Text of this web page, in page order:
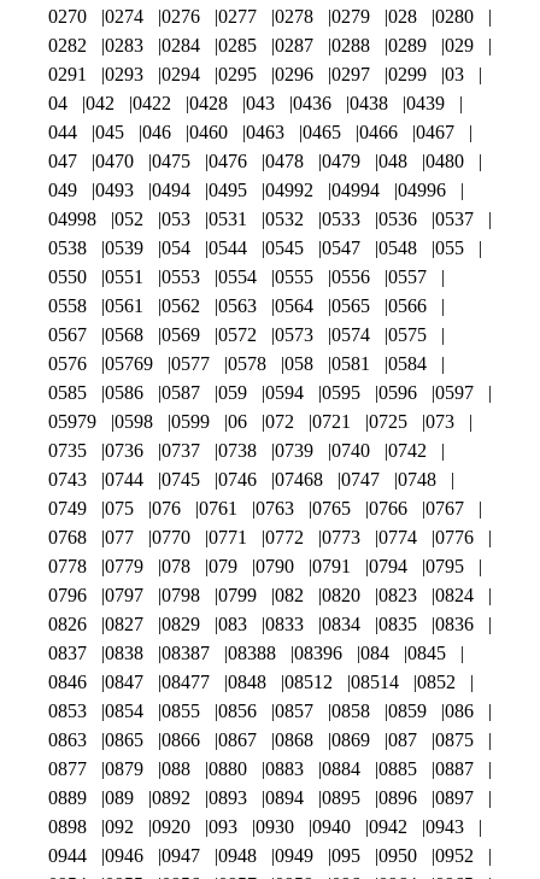
0270 0274 0276 0277 0278 0279 028
0280
0282
0283 0284 0285 0287 0288 0289
029
0291
0293 0294 0295 0296 0297 0299
03
04
042 0422 0428 043 0436 0438
0439
044
045 046 0460 0463 0465 0466
0467
047
0470 0475 0476 0478 0479 048
0480
049
0493 0494 0495 04992 04994
04996
04998
052 053 0531 0532 0533 0536
0537
0538
0539 054 0544 0545 0547 0548
055
0550
0551 0553 0554 0555 0556
0557
0558
0561 0562 0563 0564 0565
0566
0567
0568 0569 0572 0573 0574
0575
0576
05769 0577 0578 058 0581
0584
0585
0586 0587 059 0594 0595 0596
0597
05979
0598 0599 06 072 0721 0725
073
0735
0736 0737 0738 0739 0740
0742
0743
0744 0745 0746 07468 0747
0748
0749
075 076 0761 0763 0765 0766
0767
0768
077 0770 0771 0772 0773 0774
0776
0778
0779 078 079 0790 0791 0794
0795
0796
0797 0798 0799 082 0820 0823
0824
0826
0827 0829 083 0833 0834 0835
0836
0837
0838 08387 08388 08396 084
0845
0846
0847 08477 0848 08512 08514
0852
0853
0854 0855 0856 0857 0858 0859
086
0863
0865 0866 0867 0868 0869 087
0875
0877
0879 088 0880 0883 0884 0885
0887
0889
089 0892 0893 0894 0895 0896
0897
0898
092 0920 093 0930 0940 0942
0943
0944
0946 0947 0948 0949 095 0950
0952